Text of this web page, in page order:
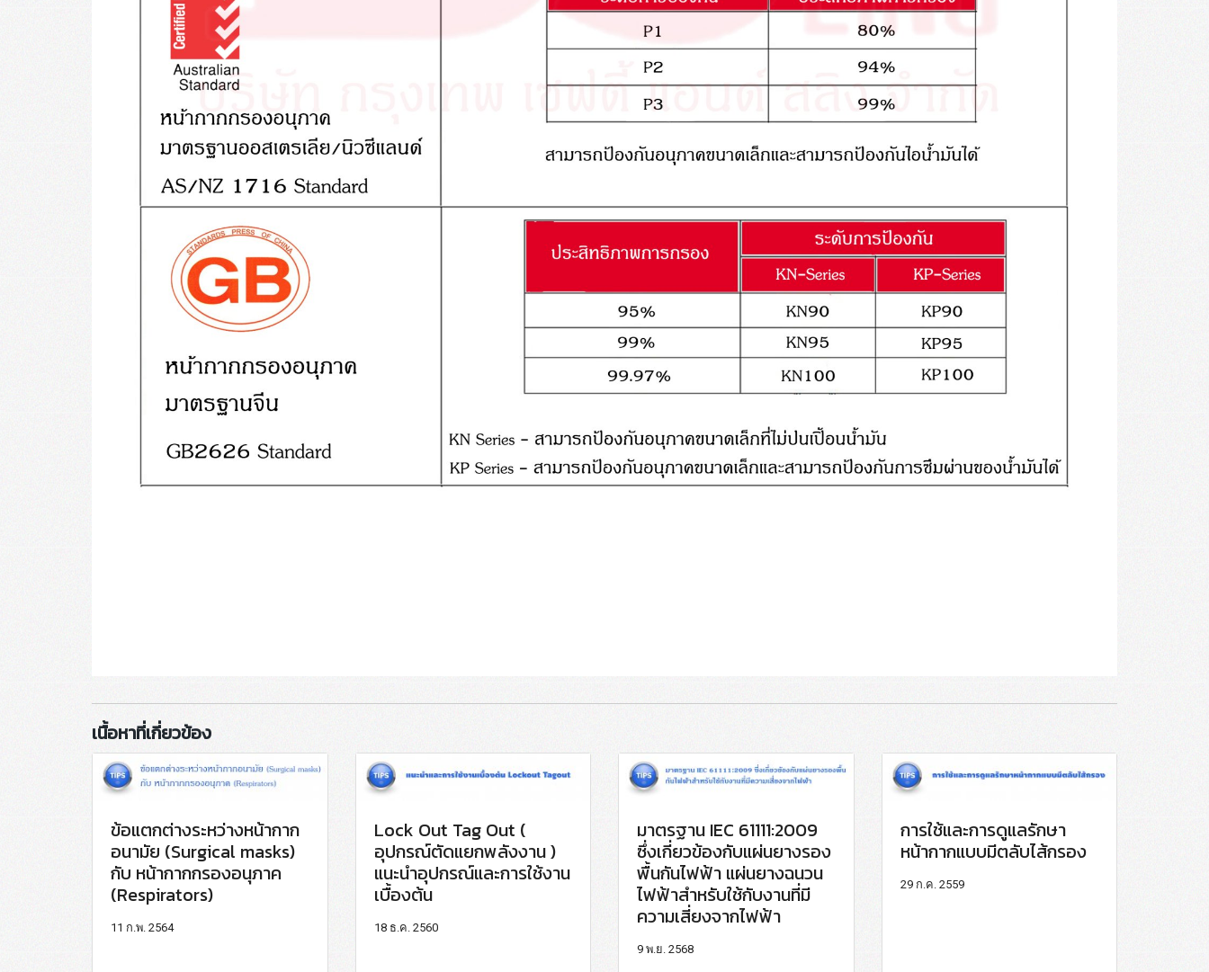
เนื้อหาที่เกี่ยวข้อง
ข้อแตกต่างระหว่างหน้ากาก
อนามัย (Surgical masks)
กับ หน้ากากกรองอนุภาค
(Respirators)
11 ก.พ. 2564
Lock Out Tag Out (
อุปกรณ์ตัดแยกพลังงาน )
แนะนำอุปกรณ์และการใช้งาน
เบื้องต้น
18 ธ.ค. 2560
มาตรฐาน IEC 61111:2009
ซึ่งเกี่ยวข้องกับแผ่นยางรอง
พื้นกันไฟฟ้า แผ่นยางฉนวน
ไฟฟ้าสำหรับใช้กับงานที่มี
ความเสี่ยงจากไฟฟ้า
9 พ.ย. 2568
การใช้และการดูแลรักษา
หน้ากากแบบมีตลับไส้กรอง
29 ก.ค. 2559